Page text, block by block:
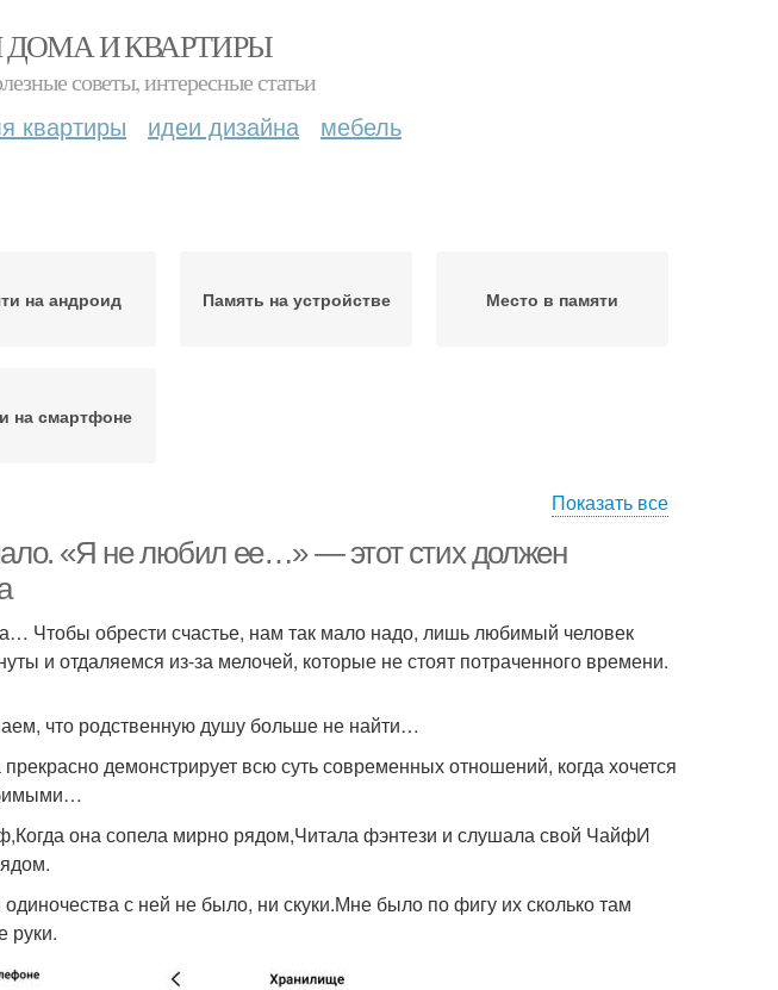
ДОМА И КВАРТИРЫ
советы, интересные статьи
квартиры идеи дизайна мебель
на андроид Память на устройстве Место в памяти
на смартфоне
Показать все
«Я не любил ее…» — этот стих должен
Чтобы обрести счастье, нам так мало надо, лишь любимый человек
и отдаляемся из-за мелочей, которые не стоят потраченного времени.
что родственную душу больше не найти…
демонстрирует всю суть современных отношений, когда хочется
она сопела мирно рядом,Читала фэнтези и слушала свой ЧайфИ
с ней не было, ни скуки.Мне было по фигу их сколько там
руки.